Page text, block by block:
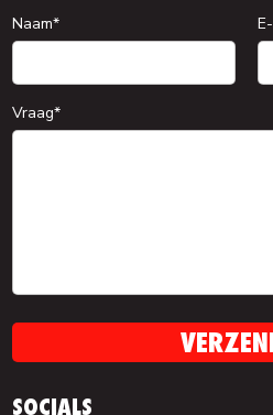
Naam*
Vraag*
SOCIALS